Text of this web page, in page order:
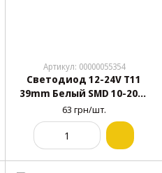
Артикул: 00000055354
Светодиод 12-24V T11
39mm Белый SMD 10-2016
Canbus 160Lm №112
63 грн/шт.